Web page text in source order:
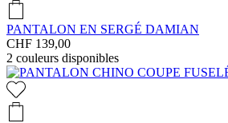
PANTALON EN SERGÉ DAMIAN
CHF 139,00
2 couleurs disponibles